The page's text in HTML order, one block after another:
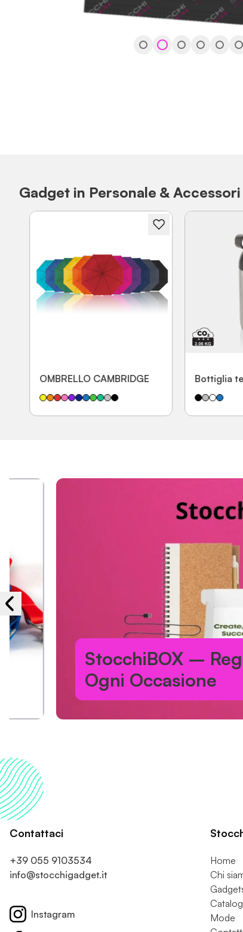
Gadget in Personale & Accessori
OMBRELLO CAMBRIDGE Bottiglia
StocchiBOX – Regali
Ogni Occasione
Contattaci
+39 055 9103534
info@stocchigadget.it
Instagram
Home
Chi
Mode